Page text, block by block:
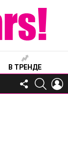
В ТРЕНДЕ
FOLLOW
US